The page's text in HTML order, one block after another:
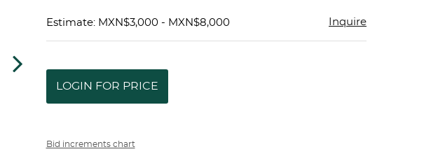
Estimate: MXN$3,000 - MXN$8,000 Inquire
LOGIN FOR PRICE
Bid increments chart